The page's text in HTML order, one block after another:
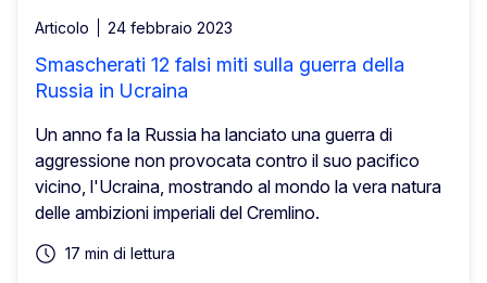
Articolo 24 febbraio 2023
Smascherati 12 falsi miti sulla guerra della
Russia in Ucraina
Un anno fa la Russia ha lanciato una guerra di
aggressione non provocata contro il suo pacifico
vicino, l'Ucraina, mostrando al mondo la vera natura
delle ambizioni imperiali del Cremlino.
17 min di lettura